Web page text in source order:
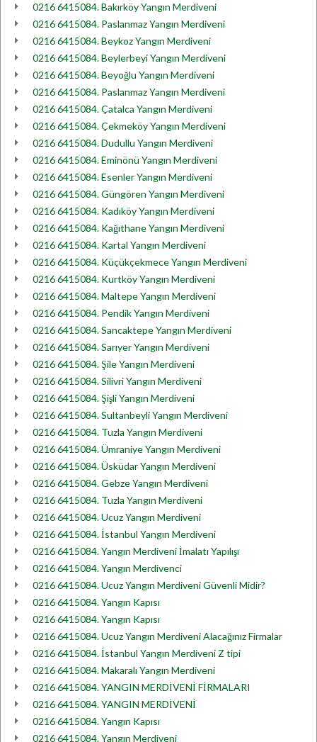
0216 6415084. Bakırköy Yangın Merdiveni
0216 6415084. Paslanmaz Yangın Merdiveni
0216 6415084. Beykoz Yangın Merdiveni
0216 6415084. Beylerbeyi Yangın Merdiveni
0216 6415084. Beyoğlu Yangın Merdiveni
0216 6415084. Paslanmaz Yangın Merdiveni
0216 6415084. Çatalca Yangın Merdiveni
0216 6415084. Çekmeköy Yangın Merdiveni
0216 6415084. Dudullu Yangın Merdiveni
0216 6415084. Eminönü Yangın Merdiveni
0216 6415084. Esenler Yangın Merdiveni
0216 6415084. Güngören Yangın Merdiveni
0216 6415084. Kadıköy Yangın Merdiveni
0216 6415084. Kağıthane Yangın Merdiveni
0216 6415084. Kartal Yangın Merdiveni
0216 6415084. Küçükçekmece Yangın Merdiveni
0216 6415084. Kurtköy Yangın Merdiveni
0216 6415084. Maltepe Yangın Merdiveni
0216 6415084. Pendik Yangın Merdiveni
0216 6415084. Sancaktepe Yangın Merdiveni
0216 6415084. Sarıyer Yangın Merdiveni
0216 6415084. Şile Yangın Merdiveni
0216 6415084. Silivri Yangın Merdiveni
0216 6415084. Şişli Yangın Merdiveni
0216 6415084. Sultanbeyli Yangın Merdiveni
0216 6415084. Tuzla Yangın Merdiveni
0216 6415084. Ümraniye Yangın Merdiveni
0216 6415084. Üsküdar Yangın Merdiveni
0216 6415084. Gebze Yangın Merdiveni
0216 6415084. Tuzla Yangın Merdiveni
0216 6415084. Ucuz Yangın Merdiveni
0216 6415084. İstanbul Yangın Merdiveni
0216 6415084. Yangın Merdiveni İmalatı Yapılışı
0216 6415084. Yangın Merdivenci
0216 6415084. Ucuz Yangın Merdiveni Güvenli Midir?
0216 6415084. Yangın Kapısı
0216 6415084. Yangın Kapısı
0216 6415084. Ucuz Yangın Merdiveni Alacağınız Firmalar
0216 6415084. İstanbul Yangın Merdiveni Z tipi
0216 6415084. Makaralı Yangın Merdiveni
0216 6415084. YANGIN MERDİVENİ FİRMALARI
0216 6415084. YANGIN MERDİVENİ
0216 6415084. Yangın Kapısı
0216 6415084. Yangın Merdiveni